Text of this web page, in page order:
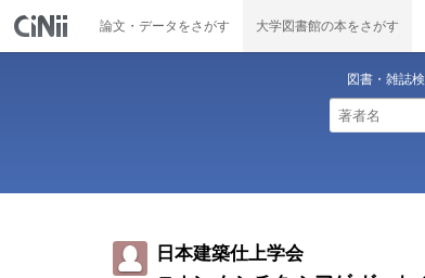
論文・データをさがす 大学図書館の本をさがす
図書・雑誌
日本建築仕上学会